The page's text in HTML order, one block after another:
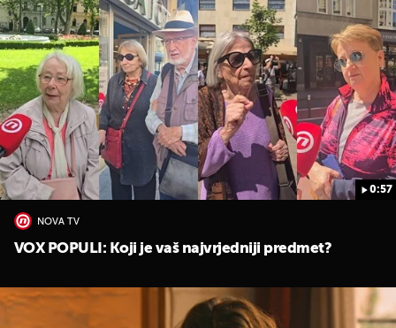
0:57
NOVA TV
VOX POPULI: Koji je vaš najvrjedniji predmet?